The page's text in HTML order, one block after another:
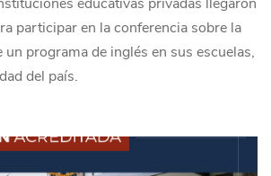
participar en la conferencia sobre la
programa de inglés en sus escuelas,
del país.